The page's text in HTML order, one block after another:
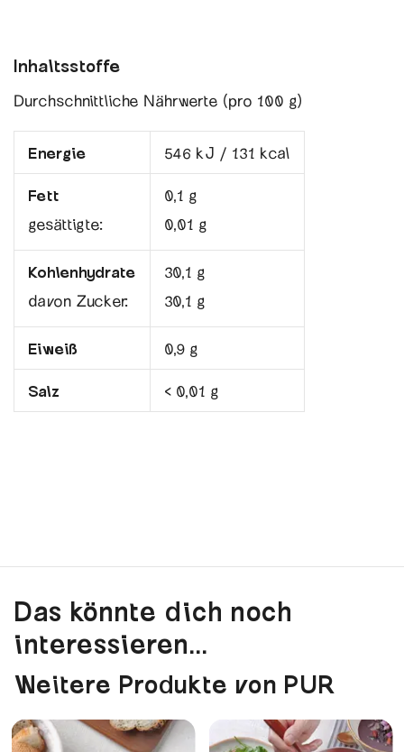
Inhaltsstoffe
Durchschnittliche Nährwerte (pro 100 g)
Energie 546 kJ / 131 kcal
Fett
gesättigte:
0,1 g
0,01 g
Kohlenhydrate
davon Zucker:
30,1 g
30,1 g
Eiweiß 0,9 g
Salz < 0,01 g
Das könnte dich noch
interessieren...
Weitere Produkte von PUR